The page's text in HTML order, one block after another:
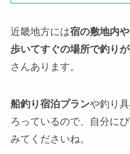
近畿地方には宿の敷地内
歩いてすぐの場所で釣り
さんあります。
船釣り宿泊プランや釣り
ろっているので、自分に
みてくださいね。